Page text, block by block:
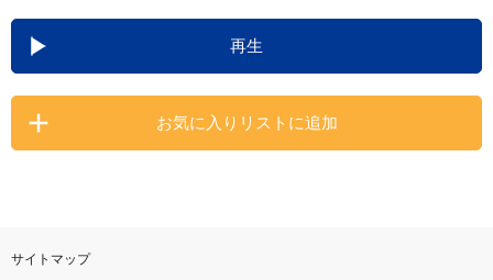
DAMの新曲・ランキングなど
カラオケ最新情報をチェック！
再生
お気に入りリストに追加
サイトマップ